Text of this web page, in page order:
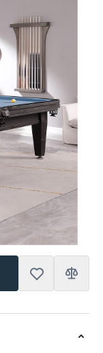
Pro
Op voorraad
het gelijkvloers?